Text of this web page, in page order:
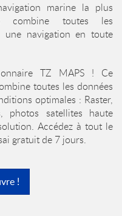
marine la plus
combine toutes les
une navigation en toute
TZ MAPS ! Ce
toutes les données
optimales : Raster,
photos satellites haute
Accédez à tout le
gratuit de 7 jours.
!